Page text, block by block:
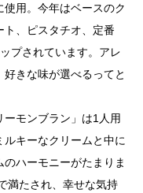
用。今年はベースのク
ト、ピスタチオ、定番
プされています。アレ
きな味が選べるってと
ーモンブラン」は1人用
キーなクリームと中に
ハーモニーがたまりま
満たされ、幸せな気持